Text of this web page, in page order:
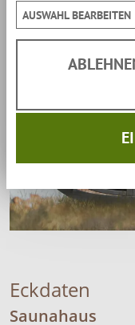
Eckdaten
Saunahaus
AUSWAHL BEARBEITEN